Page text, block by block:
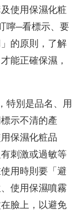
使用保濕化粧
嚀─看標示、要
的原則，了解
能正確保濕，
別是品名、用
示不清的產
保濕化粧品
刺激或過敏等
用時則要「避
使用保濕噴霧
臉上，以避免